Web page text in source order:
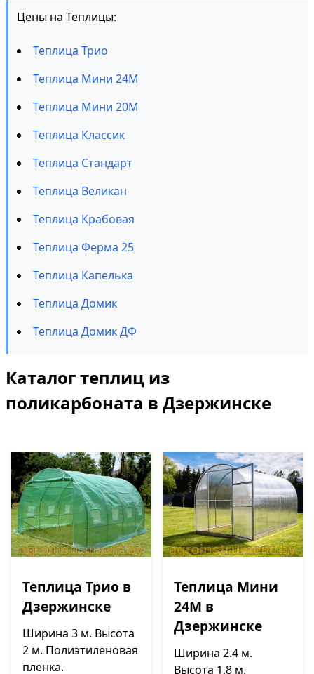
Цены на Теплицы:
Теплица Трио
Теплица Мини 24М
Теплица Мини 20М
Теплица Классик
Теплица Стандарт
Теплица Великан
Теплица Крабовая
Теплица Ферма 25
Теплица Капелька
Теплица Домик
Теплица Домик ДФ
Каталог теплиц из
поликарбоната в Дзержинске
Теплица Трио в
Дзержинске
Ширина 3 м. Высота
2 м. Полиэтиленовая
пленка.
Теплица Мини
24М в
Дзержинске
Ширина 2.4 м.
Высота 1.8 м.